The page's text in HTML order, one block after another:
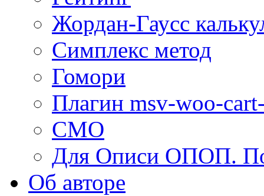
Жордан-Гаусс
Симплекс метод
Гомори
Плагин msv-woo-
СМО
Для Описи ОПОП.
Об авторe